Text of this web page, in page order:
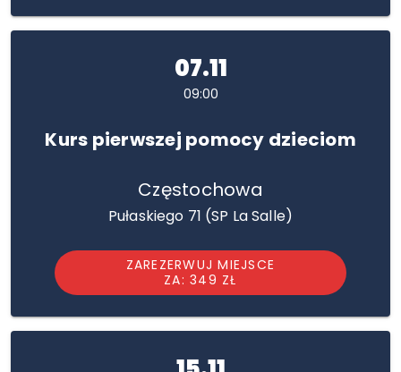
07.11
09:00
Kurs pierwszej pomocy dzieciom
Częstochowa
Pułaskiego 71 (SP La Salle)
ZAREZERWUJ MIEJSCE
ZA: 349 ZŁ